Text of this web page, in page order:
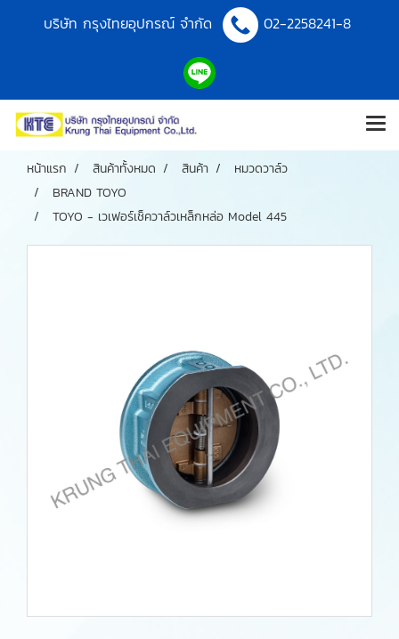
บริษัท กรุงไทยอุปกรณ์ จำกัด 02-2258241-8
หน้าแรก สินค้าทั้งหมด สินค้า
หมวดวาล์ว
BRAND TOYO
TOYO - เวเฟอร์เช็ควาล์วเหล็กหล่อ Model 445